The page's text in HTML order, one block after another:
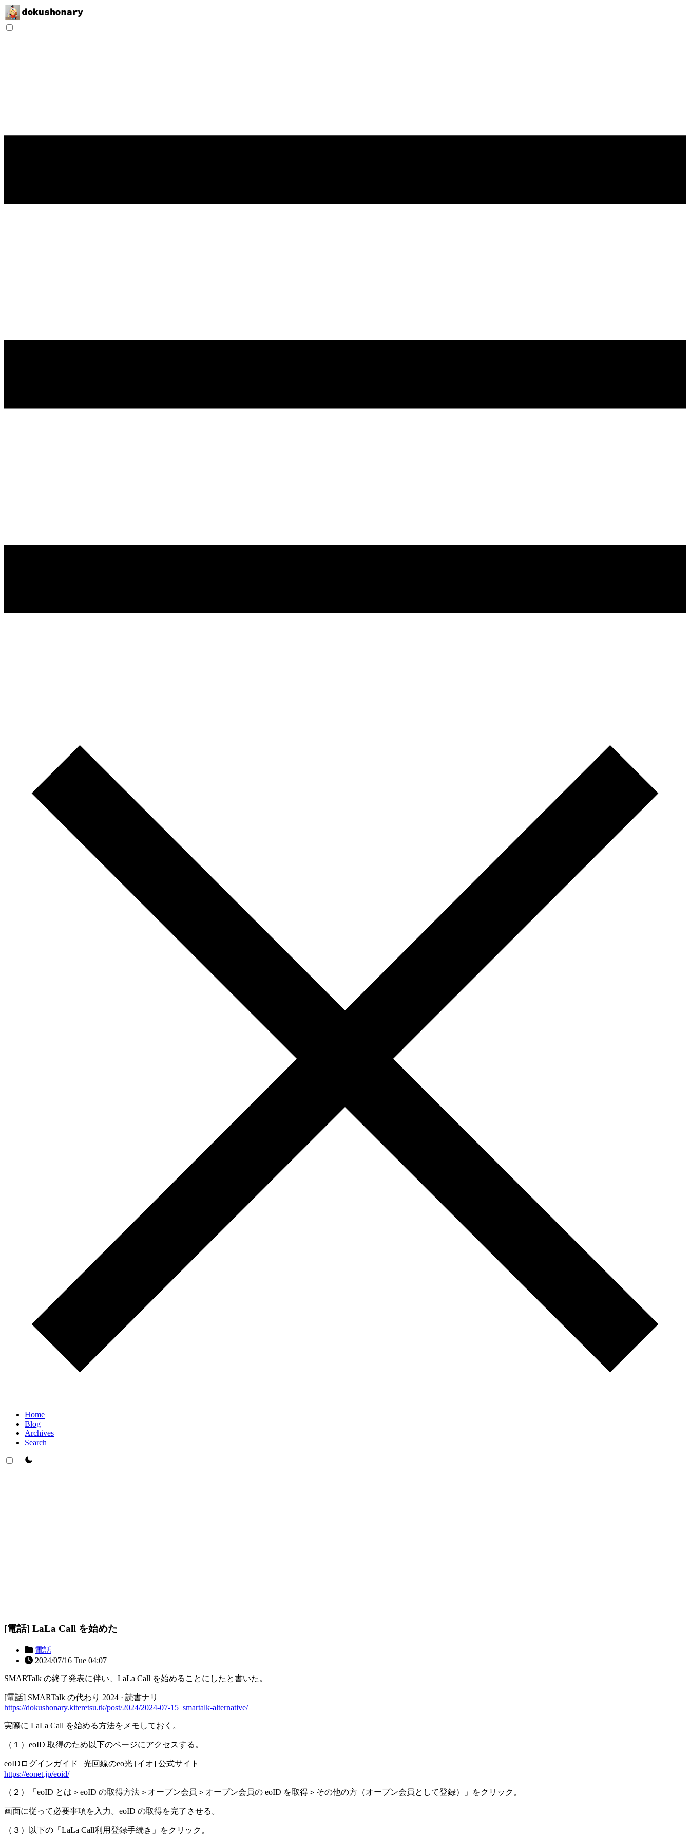
Home
Blog
Archives
Search
theme switcher
[電話] LaLa Call を始めた
電話
2024/07/16 Tue 04:07
SMARTalk の終了発表に伴い、LaLa Call を始めることにしたと書いた。
[電話] SMARTalk の代わり 2024 · 読書ナリ
https://dokushonary.kiteretsu.tk/post/2024/2024-07-15_smartalk-alternative/
実際に LaLa Call を始める方法をメモしておく。
（１）eoID 取得のため以下のページにアクセスする。
eoIDログインガイド | 光回線のeo光 [イオ] 公式サイト
https://eonet.jp/eoid/
（２）「eoID とは＞eoID の取得方法＞オープン会員＞オープン会員の eoID を取得＞その他の方（オープン会員として登録）」をクリック。
画面に従って必要事項を入力。eoID の取得を完了させる。
（３）以下の「LaLa Call利用登録手続き」をクリック。